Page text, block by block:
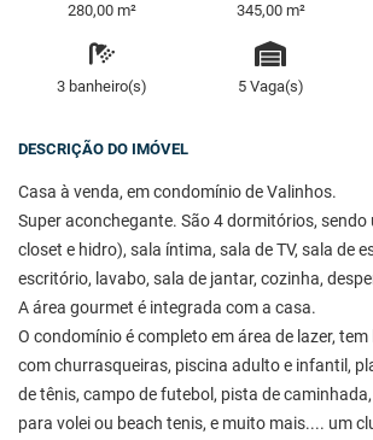
280,00 m² 345,00 m²
3 banheiro(s) 5 Vaga(s)
DESCRIÇÃO DO IMÓVEL
Casa à venda, em condomínio de Valinhos.
Super aconchegante. São 4 dormitórios,
closet e hidro), sala íntima, sala de TV, sala de
escritório, lavabo, sala de jantar, cozinha,
A área gourmet é integrada com a casa.
O condomínio é completo em área de lazer,
com churrasqueiras, piscina adulto e infantil,
de tênis, campo de futebol, pista de
para volei ou beach tenis, e muito mais.... um